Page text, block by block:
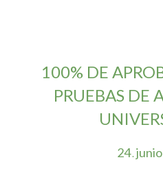
100% DE
PRUEBAS DE
24. junio